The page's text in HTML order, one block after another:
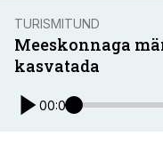
TURISMITUND
Meeskonnaga
kasvatada
00:00